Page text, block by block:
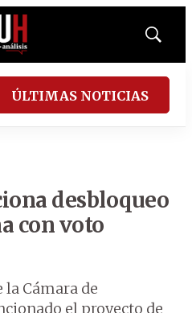
Mostrar
ÚLTIMAS NOTICIAS
desbloqueo
con voto
Cámara de
el proyecto de